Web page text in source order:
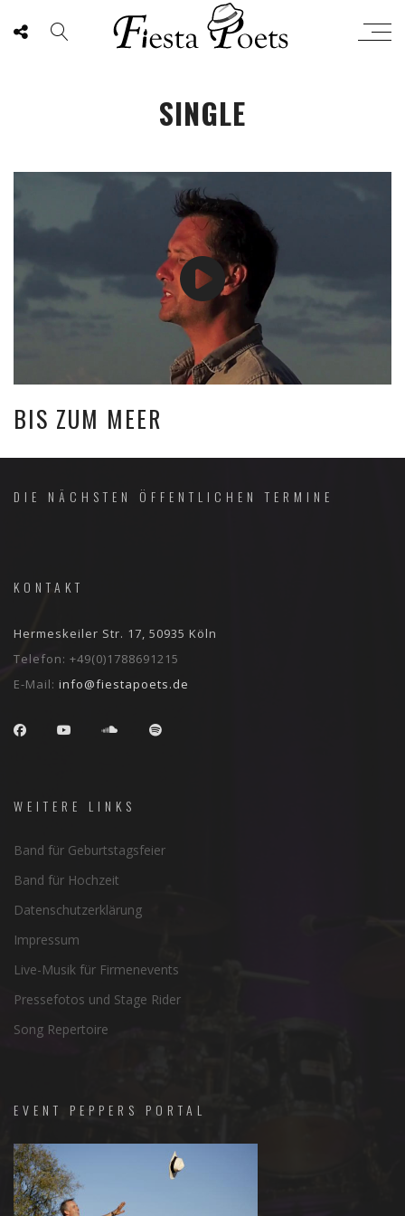
SINGLE
BIS ZUM MEER
DIE NÄCHSTEN ÖFFENTLICHEN TERMINE
KONTAKT
Hermeskeiler Str. 17, 50935 Köln
Telefon: +49(0)1788691215
E-Mail: info@fiestapoets.de
WEITERE LINKS
Band für Geburtstagsfeier
Band für Hochzeit
Datenschutzerklärung
Impressum
Live-Musik für Firmenevents
Pressefotos und Stage Rider
Song Repertoire
EVENT PEPPERS PORTAL